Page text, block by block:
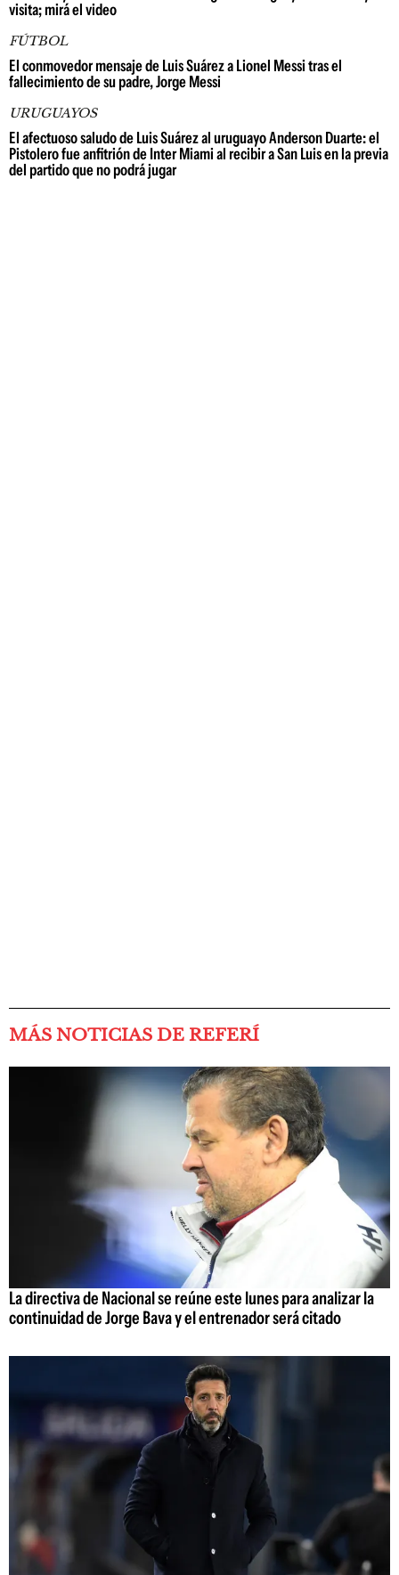
visita; mirá el video
FÚTBOL
El conmovedor mensaje de Luis Suárez a Lionel Messi tras el
fallecimiento de su padre, Jorge Messi
URUGUAYOS
El afectuoso saludo de Luis Suárez al uruguayo Anderson Duarte: el
Pistolero fue anfitrión de Inter Miami al recibir a San Luis en la previa
del partido que no podrá jugar
MÁS NOTICIAS DE REFERÍ
La directiva de Nacional se reúne este lunes para analizar la
continuidad de Jorge Bava y el entrenador será citado